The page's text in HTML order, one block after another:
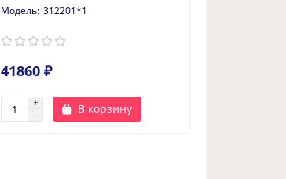
312201*1
41860 ₽
В корзину